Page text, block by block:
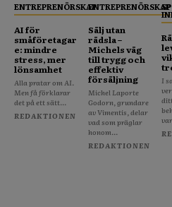
ENTREPRENÖRSKAP
AI för
småföretagar
e: mindre
stress, mer
lönsamhet
Alla pratar om AI.
Men få förklarar
det på ett sätt...
REDAKTIONEN
ENTREPRENÖRSKAP
Sälj utan
rädsla –
Michels väg
till trygg och
effektiv
försäljning
Michel Laporte
Godorn, grundare
av Vimentis, delar
vad som präglar
honom...
REDAKTIONEN
I